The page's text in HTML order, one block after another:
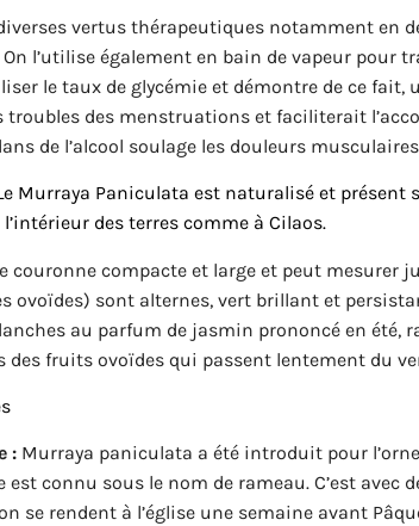
vertus thérapeutiques notamment en
l’utilise également en bain de vapeur pour
le taux de glycémie et démontre de ce fait,
troubles des menstruations et faciliterait
de l’alcool soulage les douleurs
Murraya Paniculata est naturalisé et présent
des terres comme à Cilaos.
couronne compacte et large et peut mesurer
ovoïdes) sont alternes, vert brillant et
au parfum de jasmin prononcé en été,
des fruits ovoïdes qui passent lentement du
: Murraya paniculata a été introduit pour
connu sous le nom de rameau. C’est avec
se rendent à l’église une semaine avant